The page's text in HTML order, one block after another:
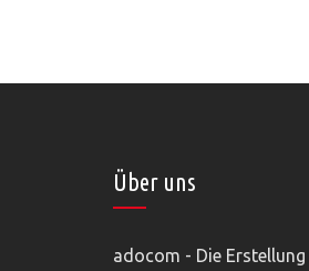
Über uns
adocom - Die